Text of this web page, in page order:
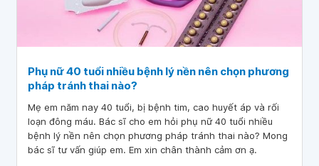
Phụ nữ 40 tuổi nhiều bệnh lý nền nên chọn phương
pháp tránh thai nào?
Mẹ em năm nay 40 tuổi, bị bệnh tim, cao huyết áp và rối
loạn đông máu. Bác sĩ cho em hỏi phụ nữ 40 tuổi nhiều
bệnh lý nền nên chọn phương pháp tránh thai nào? Mong
bác sĩ tư vấn giúp em. Em xin chân thành cảm ơn ạ.